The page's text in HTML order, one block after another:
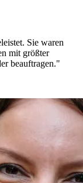
Sie waren
mit größter
beauftragen."